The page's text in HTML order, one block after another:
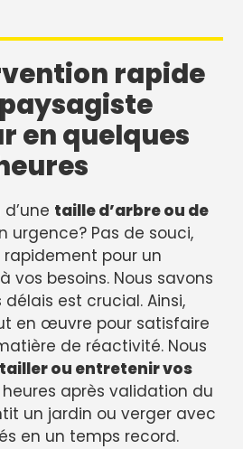
rapide
en quelques
taille d’arbre ou de
urgence? Pas de souci,
pour un
vos besoins. Nous savons
est crucial. Ainsi,
en œuvre pour satisfaire
de réactivité. Nous
tailler ou entretenir vos
après validation du
un jardin ou verger avec
en un temps record.